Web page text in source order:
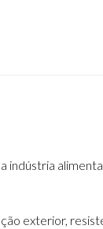
indústria
exterior,